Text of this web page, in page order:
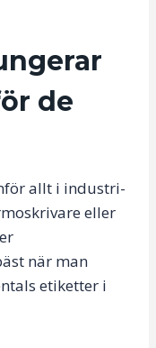
de
allt i industri-
eller
när man
etiketter i